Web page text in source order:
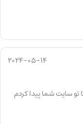
2024-05-14
تو سایت شما پیدا کردم